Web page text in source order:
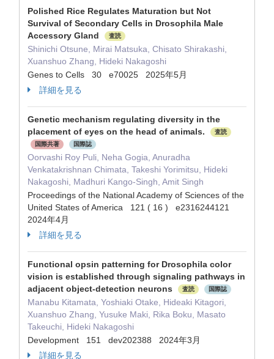
Polished Rice Regulates Maturation but Not
Survival of Secondary Cells in Drosophila Male
Accessory Gland
査読
Shinichi Otsune, Mirai Matsuka, Chisato Shirakashi,
Xuanshuo Zhang, Hideki Nakagoshi
Genes to Cells 30 e70025 2025年5月
詳細を見る
Genetic mechanism regulating diversity in the
placement of eyes on the head of animals.
査読
国際共著
国際誌
Oorvashi Roy Puli, Neha Gogia, Anuradha
Venkatakrishnan Chimata, Takeshi Yorimitsu, Hideki
Nakagoshi, Madhuri Kango-Singh, Amit Singh
Proceedings of the National Academy of Sciences of the
United States of America 121 ( 16 ) e2316244121
2024年4月
詳細を見る
Functional opsin patterning for Drosophila color
vision is established through signaling pathways in
adjacent object-detection neurons
査読 国際誌
Manabu Kitamata, Yoshiaki Otake, Hideaki Kitagori,
Xuanshuo Zhang, Yusuke Maki, Rika Boku, Masato
Takeuchi, Hideki Nakagoshi
Development 151 dev202388 2024年3月
詳細を見る